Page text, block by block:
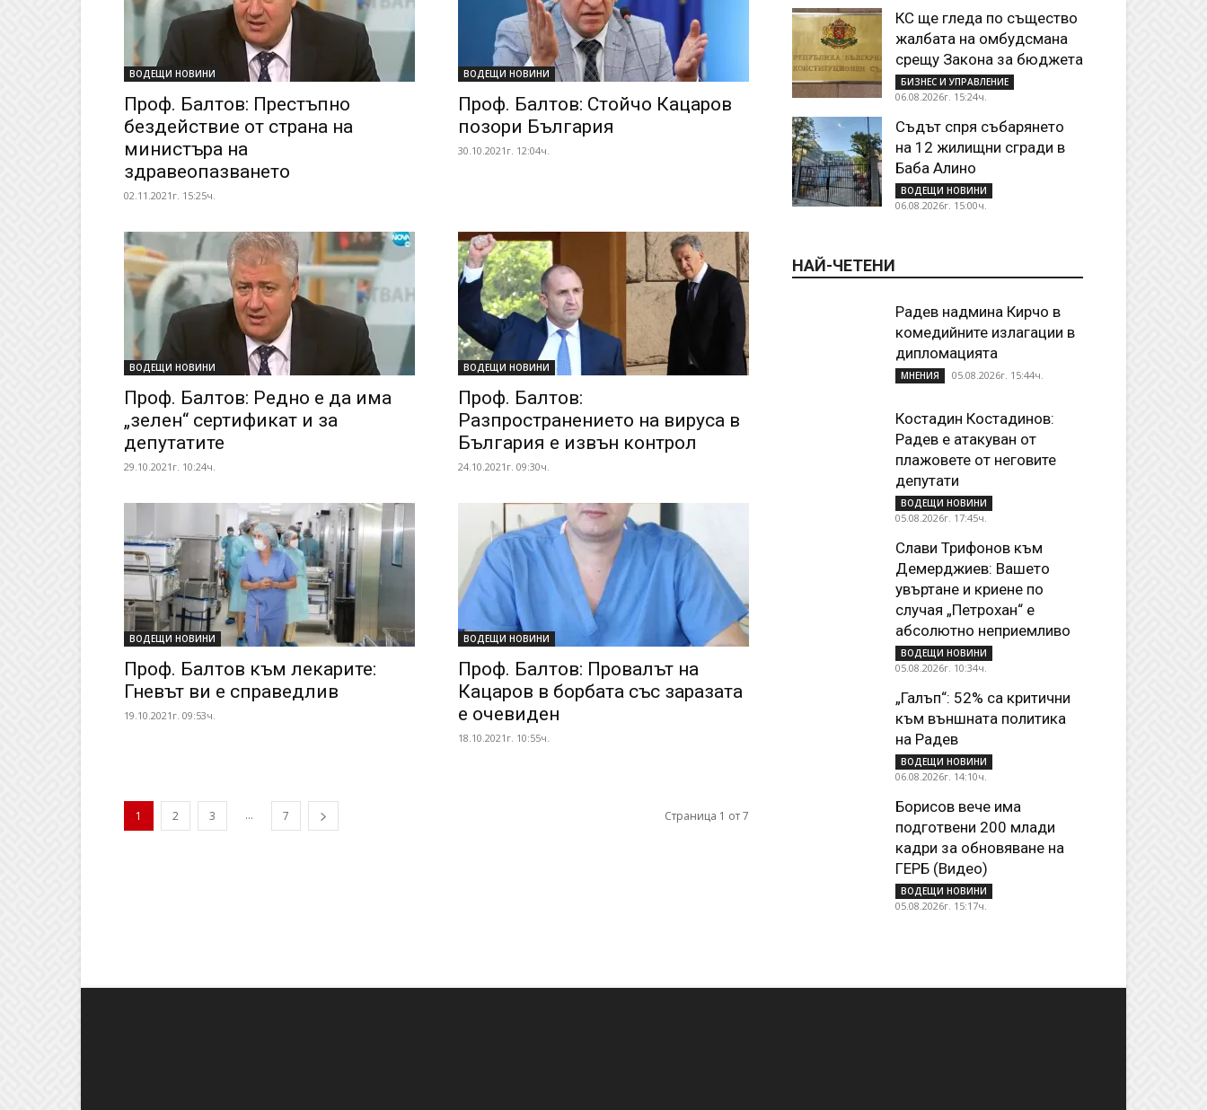
ВОДЕЩИ НОВИНИ
Проф. Балтов: Престъпно
бездействие от страна на
министъра на
здравеопазването
02.11.2021г. 15:25ч.
ВОДЕЩИ НОВИНИ
Проф. Балтов: Стойчо Кацаров
позори България
30.10.2021г. 12:04ч.
ВОДЕЩИ НОВИНИ
Проф. Балтов: Редно е да има
„зелен“ сертификат и за
депутатите
29.10.2021г. 10:24ч.
ВОДЕЩИ НОВИНИ
Проф. Балтов:
Разпространението на вируса в
България е извън контрол
24.10.2021г. 09:30ч.
ВОДЕЩИ НОВИНИ
Проф. Балтов към лекарите:
Гневът ви е справедлив
19.10.2021г. 09:53ч.
ВОДЕЩИ НОВИНИ
Проф. Балтов: Провалът на
Кацаров в борбата със заразата
е очевиден
18.10.2021г. 10:55ч.
1 2 3 ... 7 Страница 1 от 7
КС ще гледа по същество
жалбата на омбудсмана
срещу Закона за бюджета
БИЗНЕС И УПРАВЛЕНИЕ
06.08.2026г. 15:24ч.
Съдът спря събарянето
на 12 жилищни сгради в
Баба Алино
ВОДЕЩИ НОВИНИ
06.08.2026г. 15:00ч.
НАЙ-ЧЕТЕНИ
Радев надмина Кирчо в
комедийните излагации в
дипломацията
МНЕНИЯ 05.08.2026г. 15:44ч.
Костадин Костадинов:
Радев е атакуван от
плажoвете от неговите
депутати
ВОДЕЩИ НОВИНИ
05.08.2026г. 17:45ч.
Слави Трифонов към
Демерджиев: Вашето
увъртане и криене по
случая „Петрохан“ е
абсолютно неприемливо
ВОДЕЩИ НОВИНИ
05.08.2026г. 10:34ч.
„Галъп“: 52% са критични
към външната политика
на Радев
ВОДЕЩИ НОВИНИ
06.08.2026г. 14:10ч.
Борисов вече има
подготвени 200 млади
кадри за обновяване на
ГЕРБ (Видео)
ВОДЕЩИ НОВИНИ
05.08.2026г. 15:17ч.